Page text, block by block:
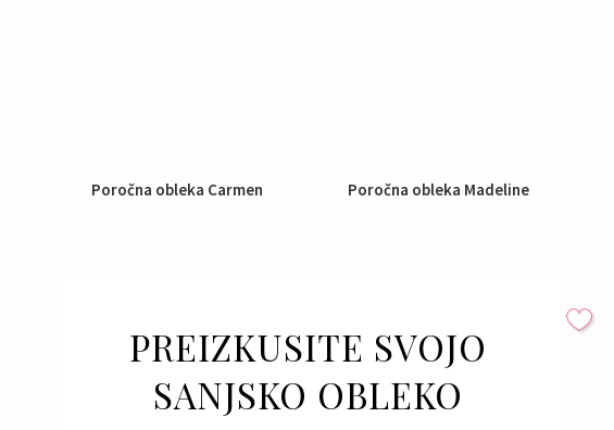
Poročna obleka Carmen Poročna obleka Madeline
PREIZKUSITE SVOJO
SANJSKO OBLEKO